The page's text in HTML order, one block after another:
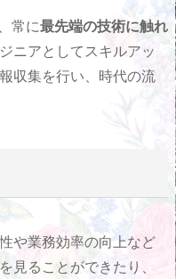
常に最先端の技術に触れ
ニアとしてスキルアッ
収集を行い、時代の流
や業務効率の向上など
を見ることができたり、